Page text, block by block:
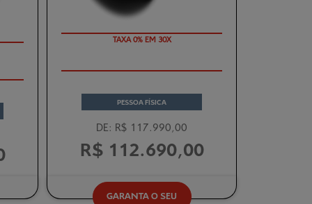
TAXA 0% EM 30X
PESSOA FÍSICA
DE: R$ 117.990,00
R$ 112.690,00
GARANTA O SEU